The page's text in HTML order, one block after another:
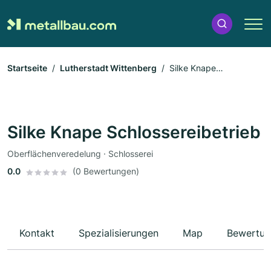
Startseite Lutherstadt Wittenberg
Silke Knape
Silke Knape Schlossereibetrieb
Oberflächenveredelung · Schlosserei
0.0
(0 Bewertungen)
Kontakt Spezialisierungen Map